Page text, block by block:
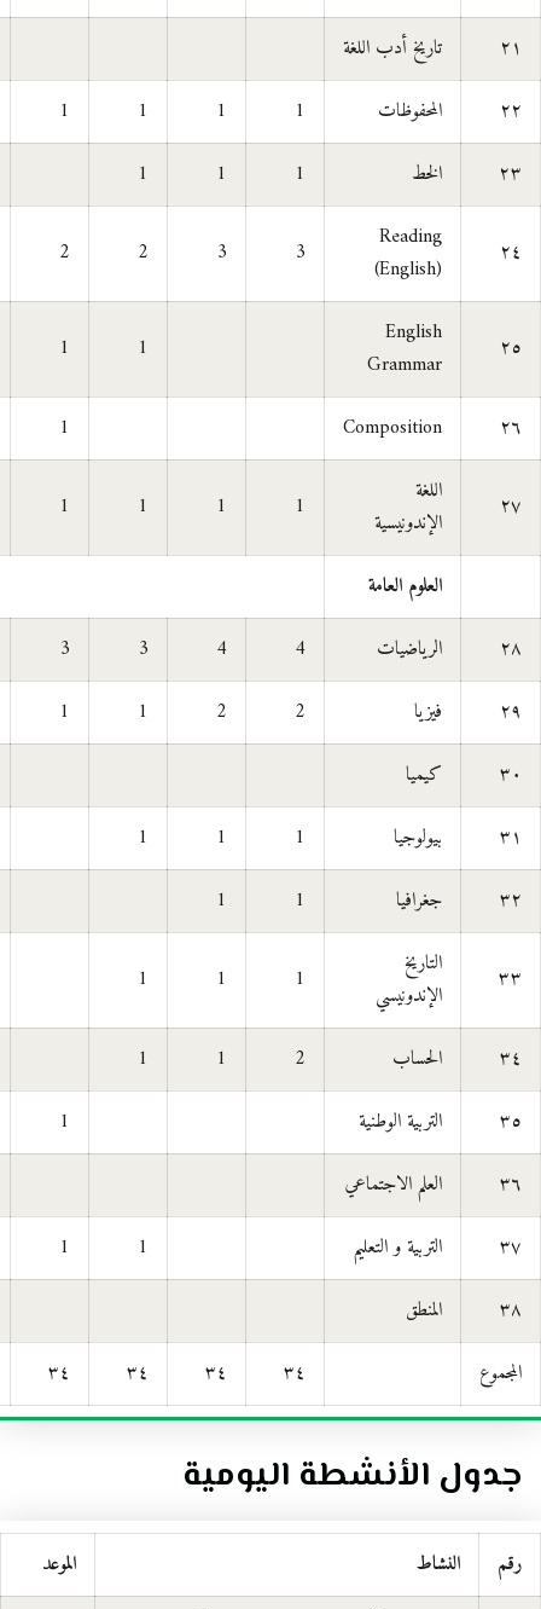
٢١
تاريخ أدب اللغة
٢٢
المحفوظات 1
1
1
1
٢٣
الخط 1
1
1
٢٤
Reading
(English)
3
3
2
2
٢٥
English
Grammar
1
1
٢٦ Composition
1
٢٧
اللغة
الإندونيسية
1
1
1
1
العلوم العامة
٢٨
الرياضيات 4
4
3
3
٢٩
فيزيا 2
2
1
1
٣٠
كيميا
٣١
بيولوجيا 1
1
1
٣٢
جغرافيا 1
1
٣٣
التاريخ
الإندونيسي
1
1
1
٣٤ الحساب 2
1
1
٣٥
التربية الوطنية
1
٣٦
العلم الاجتماعي
٣٧
التربية و التعليم 1
1
٣٨
المنطق
المجموع
٣٤ ٣٤ ٣٤ ٣٤
جدول الأنشطة اليومية
رقم النشاط الموعد